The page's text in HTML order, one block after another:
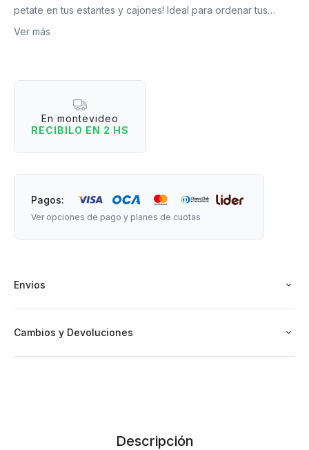
petate en tus estantes y cajones! Ideal para ordenar tus
prendas y aprovechar a full el espacio de almacenamiento
Ver más
En montevideo
RECIBILO EN 2 HS
Pagos:
Ver opciones de pago y planes de cuotas
Envíos
Cambios y Devoluciones
Descripción